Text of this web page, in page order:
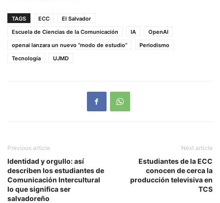
TAGS ECC
El Salvador
Escuela de Ciencias de la Comunicación
IA
OpenAI
openai lanzara un nuevo “modo de estudio”
Periodismo
Tecnología
UJMD
Previous article
Identidad y orgullo: así
describen los estudiantes de
Comunicación Intercultural
lo que significa ser
salvadoreño
Next article
Estudiantes de la ECC
conocen de cerca la
producción televisiva en
TCS